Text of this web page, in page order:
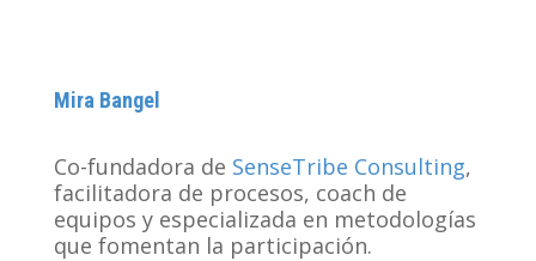
Mira Bangel
Co-fundadora de SenseTribe Consulting,
facilitadora de procesos, coach de
equipos y especializada en metodologías
que fomentan la participación.